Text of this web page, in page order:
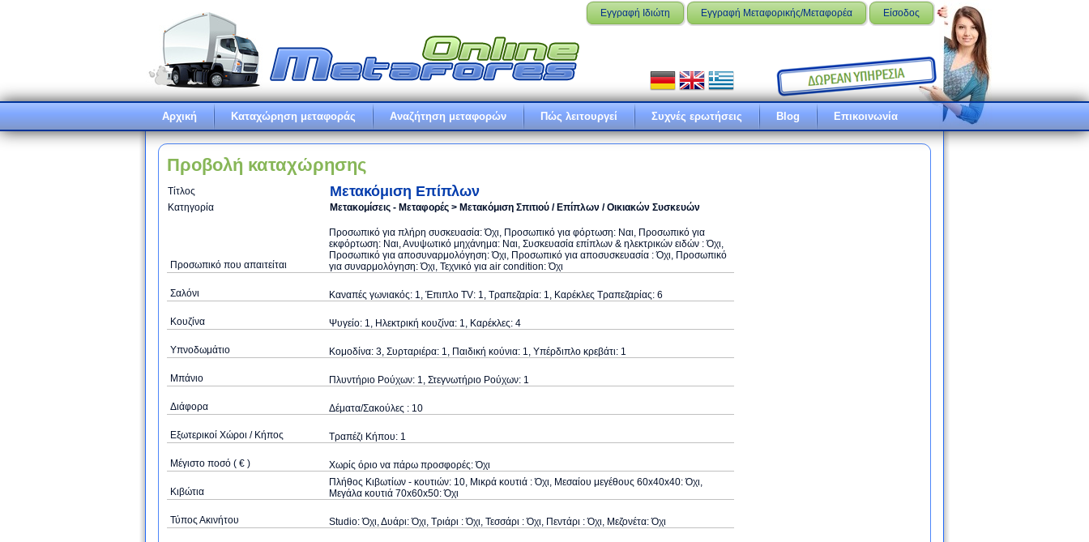
Εγγραφή Ιδιώτη Εγγραφή Μεταφορικής/Μεταφορέα Είσοδος
Αρχική Καταχώρηση μεταφοράς Αναζήτηση μεταφορών Πώς λειτουργεί Συχνές ερωτήσεις Blog Επικοινωνία
Προβολή καταχώρησης
Τίτλος Μετακόμιση Επίπλων
Κατηγορία Μετακομίσεις - Μεταφορές > Μετακόμιση Σπιτιού / Επίπλων / Οικιακών Συσκευών
Προσωπικό που απαιτείται
Προσωπικό για πλήρη συσκευασία: Όχι, Προσωπικό για φόρτωση: Ναι, Προσωπικό για
εκφόρτωση: Ναι, Ανυψωτικό μηχάνημα: Ναι, Συσκευασία επίπλων & ηλεκτρικών ειδών : Όχι,
Προσωπικό για αποσυναρμολόγηση: Όχι, Προσωπικό για αποσυσκευασία : Όχι, Προσωπικό
για συναρμολόγηση: Όχι, Τεχνικό για air condition: Όχι
Σαλόνι Καναπές γωνιακός: 1, Έπιπλο TV: 1, Τραπεζαρία: 1, Καρέκλες Τραπεζαρίας: 6
Κουζίνα Ψυγείο: 1, Ηλεκτρική κουζίνα: 1, Καρέκλες: 4
Υπνοδωμάτιο Κομοδίνα: 3, Συρταριέρα: 1, Παιδική κούνια: 1, Υπέρδιπλο κρεβάτι: 1
Μπάνιο Πλυντήριο Ρούχων: 1, Στεγνωτήριο Ρούχων: 1
Διάφορα Δέματα/Σακούλες : 10
Εξωτερικοί Χώροι / Κήπος Τραπέζι Κήπου: 1
Μέγιστο ποσό ( € ) Xωρίς όριο να πάρω προσφορές: Όχι
Κιβώτια
Πλήθος Κιβωτίων - κουτιών: 10, Μικρά κουτιά : Όχι, Μεσαίου μεγέθους 60x40x40: Όχι,
Μεγάλα κουτιά 70x60x50: Όχι
Τύπος Ακινήτου Studio: Όχι, Δυάρι: Όχι, Τριάρι : Όχι, Τεσσάρι : Όχι, Πεντάρι : Όχι, Μεζονέτα: Όχι